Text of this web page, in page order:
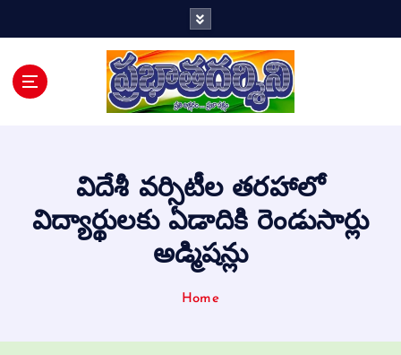
విదేశీ వర్సిటీల తరహాలో
విద్యార్థులకు ఏడాదికి రెండుసార్లు
అడ్మిషన్లు
Home